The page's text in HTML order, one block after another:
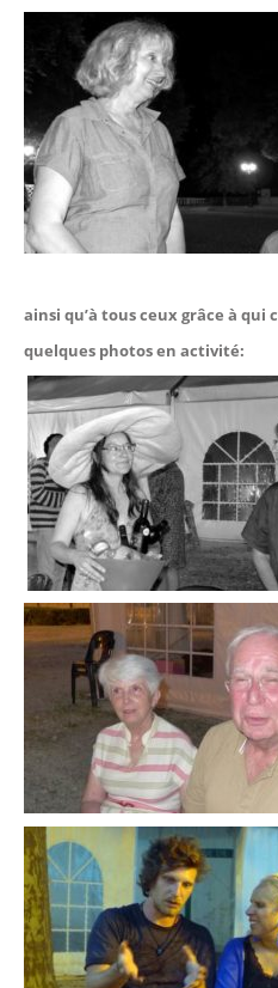
ainsi qu’à tous ceux grâce à qui
quelques photos en activité: